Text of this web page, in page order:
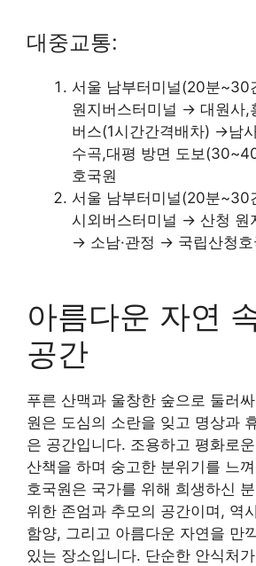
대중교통:
서울 남부터미널(20분
원지버스터미널 → 대원사,
버스(1시간간격배차) →남
수곡,대평 방면 도보
호국원
서울 남부터미널(20분
시외버스터미널 → 산청 원
→ 소남·관정 → 국립산청호
아름다운 자연
공간
푸른 산맥과 울창한 숲으로 둘러
원은 도심의 소란을 잊고 명상과
은 공간입니다. 조용하고 평화로
산책을 하며 숭고한 분위기를 느
호국원은 국가를 위해 희생하신
위한 존엄과 추모의 공간이며, 역
함양, 그리고 아름다운 자연을 만
있는 장소입니다. 단순한 안식처